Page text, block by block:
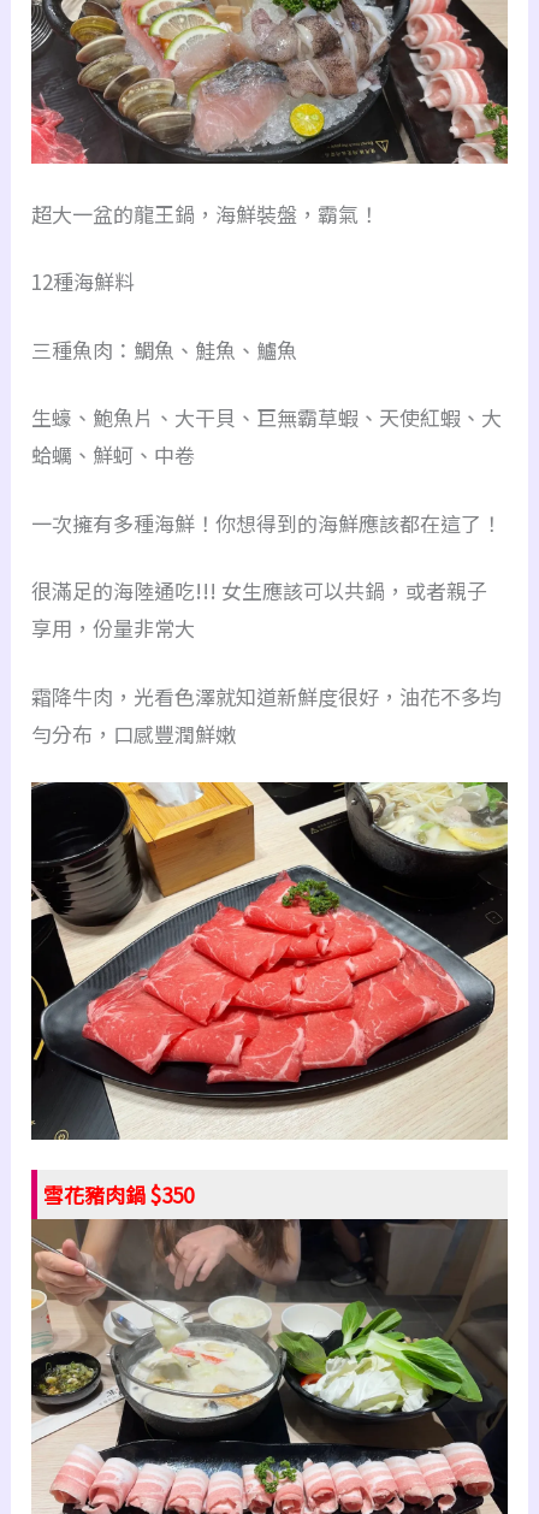
超大一盆的龍王鍋，海鮮裝盤，霸氣！
12種海鮮料
三種魚肉：鯛魚、鮭魚、鱸魚
生蠔、鮑魚片、大干貝、巨無霸草蝦、天使紅蝦、大
蛤蠣、鮮蚵、中卷
一次擁有多種海鮮！你想得到的海鮮應該都在這了！
很滿足的海陸通吃!!! 女生應該可以共鍋，或者親子
享用，份量非常大
霜降牛肉，光看色澤就知道新鮮度很好，油花不多均
勻分布，口感豐潤鮮嫩
雪花豬肉鍋 $350